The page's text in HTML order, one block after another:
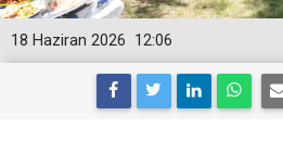
12:06
18 Haziran 2026